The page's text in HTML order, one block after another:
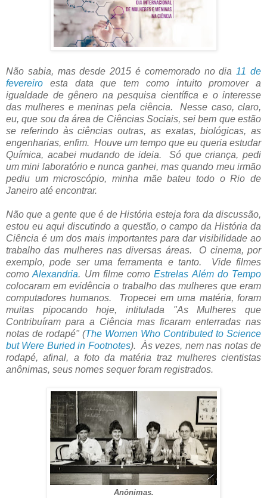
Não sabia, mas desde 2015 é comemorado no dia 11 de
fevereiro esta data que tem como intuito promover a
igualdade de gênero na pesquisa científica e o interesse
das mulheres e meninas pela ciência. Nesse caso, claro,
eu, que sou da área de Ciências Sociais, sei bem que estão
se referindo às ciências outras, as exatas, biológicas, as
engenharias, enfim. Houve um tempo que eu queria estudar
Química, acabei mudando de ideia. Só que criança, pedi
um mini laboratório e nunca ganhei, mas quando meu irmão
pediu um microscópio, minha mãe bateu todo o Rio de
Janeiro até encontrar.
Não que a gente que é de História esteja fora da discussão,
estou eu aqui discutindo a questão, o campo da História da
Ciência é um dos mais importantes para dar visibilidade ao
trabalho das mulheres nas diversas áreas. O cinema, por
exemplo, pode ser uma ferramenta e tanto. Vide filmes
comoAlexandria. Um filme comoEstrelas Além do Tempo
colocaram em evidência o trabalho das mulheres que eram
computadores humanos. Tropecei em uma matéria, foram
muitas pipocando hoje, intitulada "As Mulheres que
Contribuíram para a Ciência mas ficaram enterradas nas
notas de rodapé" (The Women Who Contributed to Science
but Were Buried in Footnotes). Às vezes, nem nas notas de
rodapé, afinal, a foto da matéria traz mulheres cientistas
anônimas, seus nomes sequer foram registrados.
Anônimas.